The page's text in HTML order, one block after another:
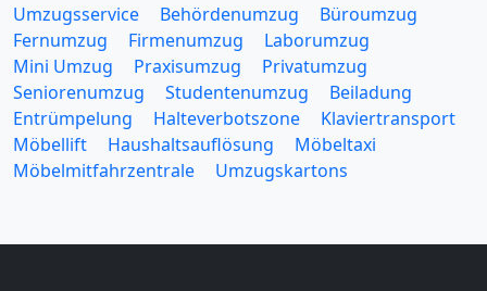
Umzugsservice Behördenumzug
Büroumzug
Fernumzug
Firmenumzug
Laborumzug
Mini Umzug
Praxisumzug
Privatumzug
Seniorenumzug
Studentenumzug
Beiladung
Entrümpelung
Halteverbotszone
Klaviertransport
Möbellift
Haushaltsauflösung
Möbeltaxi
Möbelmitfahrzentrale
Umzugskartons